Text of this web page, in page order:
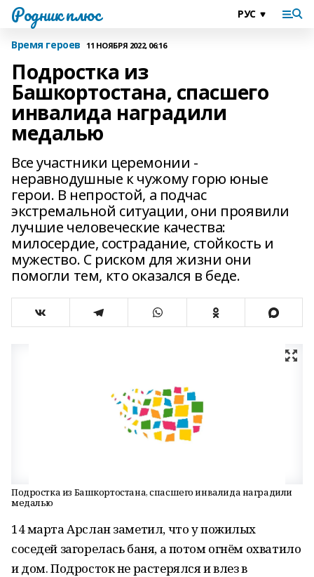
Родник плюс
Время героев 11 НОЯБРЯ 2022, 06:16
Подростка из
Башкортостана, спасшего
инвалида наградили
медалью
Все участники церемонии -
неравнодушные к чужому горю юные
герои. В непростой, а подчас
экстремальной ситуации, они проявили
лучшие человеческие качества:
милосердие, сострадание, стойкость и
мужество. С риском для жизни они
помогли тем, кто оказался в беде.
Подростка из Башкортостана, спасшего инвалида наградили
медалью
14 марта Арслан заметил, что у пожилых
соседей загорелась баня, а потом огнём охватило
и дом. Подросток не растерялся и влез в